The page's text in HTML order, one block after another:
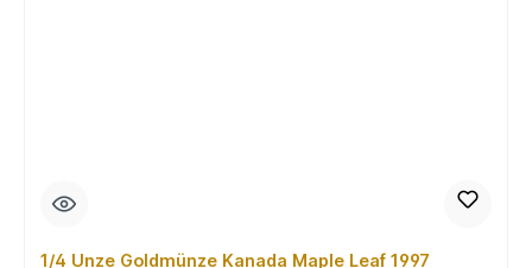
1/4 Unze Goldmünze Kanada Maple Leaf 1997